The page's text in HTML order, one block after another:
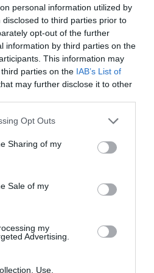
personal information utilized by
to third parties prior to
opt-out of the further
information by third parties on the
This information may
parties on the IAB’s List of
may further disclose it to other
Opt Outs
Sharing of my
Sale of my
my
Advertising.
Use,
cátedra DeCo para la
cognitivo junto con el
de Farmacéuticos (MICOF) de
la cátedra son: realizar una
cognitivo mediante un
por inteligencia artificial, y
estilos de vida,
ello, en el entorno de las
actividad investigadora junto
ocupa mi tiempo por
para futuros estudiantes